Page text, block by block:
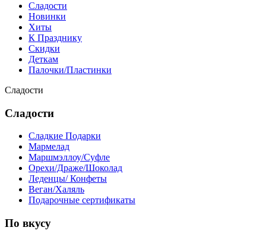
Сладости
Новинки
Хиты
К Празднику
Скидки
Деткам
Палочки/Пластинки
Сладости
Сладости
Сладкие Подарки
Мармелад
Маршмэллоу/Суфле
Орехи/Драже/Шоколад
Леденцы/ Конфеты
Веган/Халяль
Подарочные сертификаты
По вкусу